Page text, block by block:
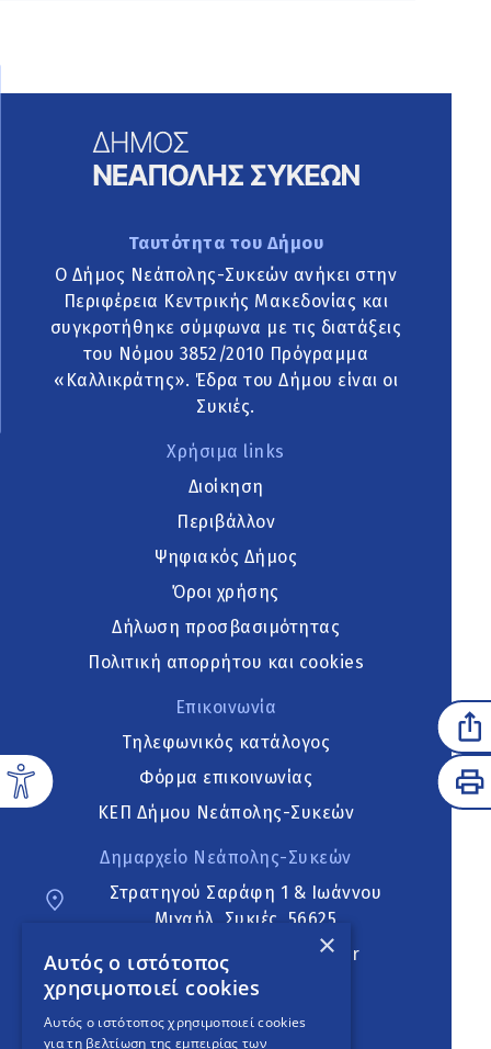
Ταυτότητα του Δήμου
Ο Δήμος Νεάπολης-Συκεών ανήκει στην
Περιφέρεια Κεντρικής Μακεδονίας και
συγκροτήθηκε σύμφωνα με τις διατάξεις
του Νόμου 3852/2010 Πρόγραμμα
«Καλλικράτης». Έδρα του Δήμου είναι οι
Συκιές.
Χρήσιμα links
Διοίκηση
Περιβάλλον
Ψηφιακός Δήμος
Όροι χρήσης
Δήλωση προσβασιμότητας
Πολιτική απορρήτου και cookies
Επικοινωνία
Τηλεφωνικός κατάλογος
Φόρμα επικοινωνίας
ΚΕΠ Δήμου Νεάπολης-Συκεών
Δημαρχείο Νεάπολης-Συκεών
Στρατηγού Σαράφη 1 & Ιωάννου
Μιχαήλ, Συκιές, 56625
neapoli.sykies@ddt.gov.gr
Ακολουθήστε
×
Αυτός ο ιστότοπος
χρησιμοποιεί cookies
Αυτός ο ιστότοπος χρησιμοποιεί cookies
για τη βελτίωση της εμπειρίας των